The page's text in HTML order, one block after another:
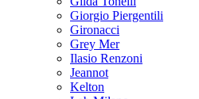
Giorgio Piergentili
Gironacci
Grey Mer
Ilasio Renzoni
Jeannot
Kelton